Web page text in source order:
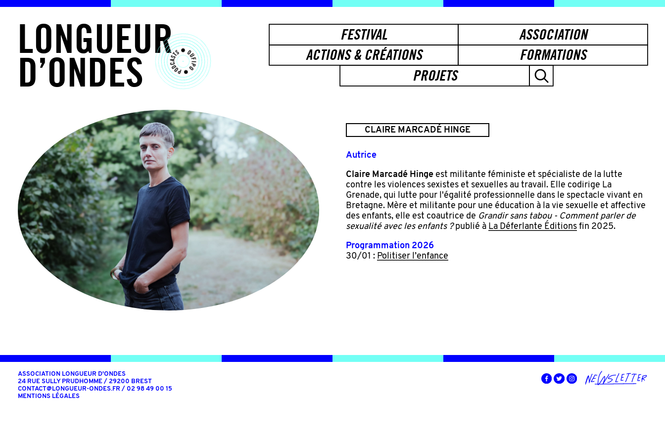
LONGUEUR
D’ONDES
FESTIVAL
ASSOCIATION
ACTIONS & CRÉATIONS
FORMATIONS
PROJETS
CLAIRE MARCADÉ HINGE
Autrice
Claire Marcadé Hingeest militante féministe et spécialiste de la lutte
contre les violences sexistes et sexuelles au travail. Elle codirige La
Grenade, qui lutte pour l'égalité professionnelle dans le spectacle vivant en
Bretagne. Mère et militante pour une éducation à la vie sexuelle et affective
des enfants, elle est coautrice de Grandir sans tabou - Comment parler de
sexualité avec les enfants ?publié à La Déferlante Éditionsfin 2025.
Programmation 2026
30/01 : Politiser l’enfance
ASSOCIATION LONGUEUR D'ONDES
24 RUE SULLY PRUDHOMME / 29200 BREST
CONTACT@LONGUEUR-ONDES.FR / 02 98 49 00 15
MENTIONS LÉGALES